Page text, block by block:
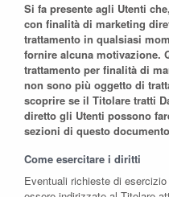
Si fa presente agli Utenti
con finalità di marketing
trattamento in qualsiasi
fornire alcuna motivazione.
trattamento per finalità di
non sono più oggetto di
scoprire se il Titolare tratti
diretto gli Utenti possono
sezioni di questo
Come esercitare i diritti
Eventuali richieste di